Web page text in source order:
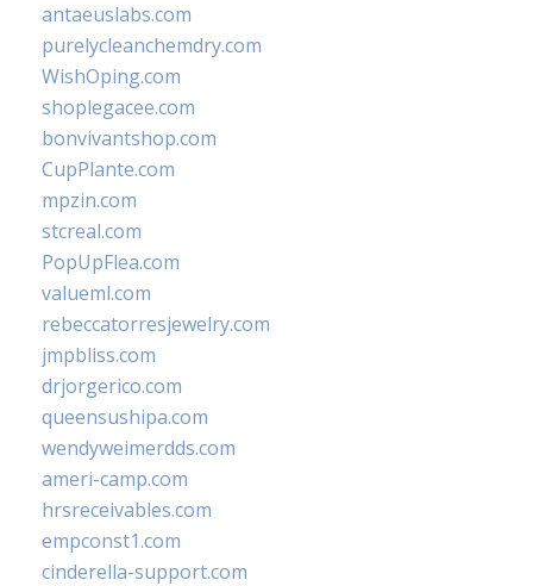
antaeuslabs.com
purelycleanchemdry.com
WishOping.com
shoplegacee.com
bonvivantshop.com
CupPlante.com
mpzin.com
stcreal.com
PopUpFlea.com
valueml.com
rebeccatorresjewelry.com
jmpbliss.com
drjorgerico.com
queensushipa.com
wendyweimerdds.com
ameri-camp.com
hrsreceivables.com
empconst1.com
cinderella-support.com